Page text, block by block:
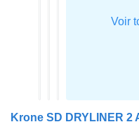
Krone SD DRYLINER 2